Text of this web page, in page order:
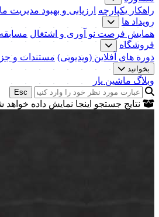
راهکار یکپارچه ارزیابی و بهبود مدیریت
رویداد ها
همایش فرصت نو آوری و اشتغال
فروشگاه
دوره های آفلاین (ویدیویی) مستندات و
بخوانید
وبلاگ ماشین یار
Esc
نتایج جستجو اینجا نمایش داده خواهد